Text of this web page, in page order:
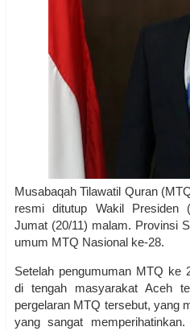
Musabaqah Tilawatil Quran
resmi ditutup Wakil Presiden
Jumat (20/11) malam. Provinsi
umum MTQ Nasional ke-28.
Setelah pengumuman MTQ ke
di tengah masyarakat Aceh
pergelaran MTQ tersebut, yang
yang sangat